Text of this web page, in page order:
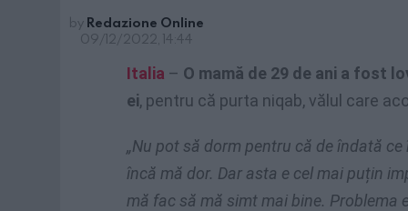
by Redazione Online
09/12/2022, 14:44
Italia – O mamă de 29 de ani a fost
ei, pentru că purta niqab, vălul care
„Nu pot să dorm pentru că de îndată
încă mă dor. Dar asta e cel mai puțin
mă fac să mă simt mai bine. Problema